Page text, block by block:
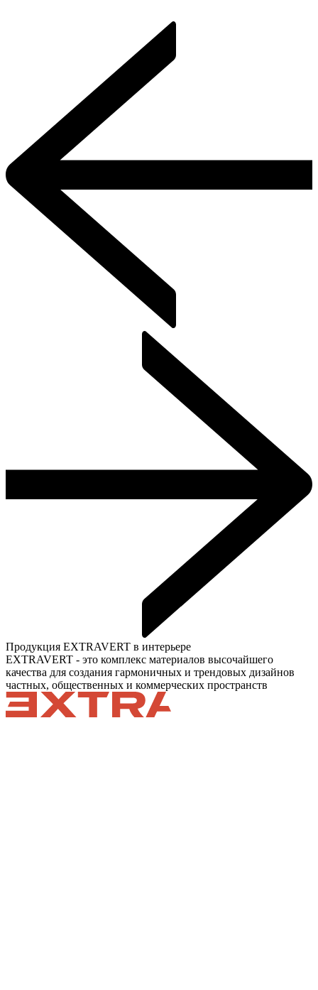
Продукция EXTRAVERT в интерьере
EXTRAVERT - это комплекс материалов высочайшего
качества для создания гармоничных и трендовых дизайнов
частных, общественных и коммерческих пространств